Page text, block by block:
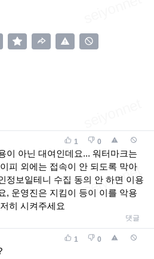
1 0
이 아닌 대여인데요... 워터마크는
피 외에는 접속이 안 되도록 막아
정보일테니 수집 동의 안 하면 이용
, 운영진은 지킴이 등이 이를 악용
히 시켜주세요
댓글
1 0